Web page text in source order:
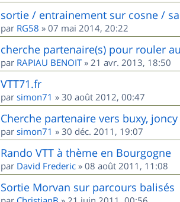
sortie / entrainement sur cosne /
par RG58 » 07 mai 2014, 20:22
cherche partenaire(s) pour rouler
par RAPIAU BENOIT» 21 avr. 2013, 18:50
VTT71.fr
par simon71 » 30 août 2012, 00:47
Cherche partenaire vers buxy,
par simon71 » 30 déc. 2011, 19:07
Rando VTT à thème en Bourgogne
par David Frederic » 08 août 2011, 11:08
Sortie Morvan sur parcours balisés